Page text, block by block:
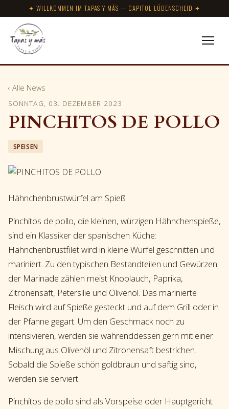
✦ WILLKOMMEN IM TAPAS Y MÁS — CAPITOL LÜDENSCHEID ✦
‹ Alle News
SONNTAG, 03. DEZEMBER 2023
PINCHITOS DE POLLO
SPEISEN
Hähnchenbrustwürfel am Spieß
Pinchitos de pollo, die kleinen, würzigen Hähnchenspieße,
sind ein Klassiker der spanischen Küche:
Hähnchenbrustfilet wird in kleine Würfel geschnitten und
mariniert. Zu den typischen Bestandteilen und Gewürzen
der Marinade zählen meist Knoblauch, Paprika,
Zitronensaft, Petersilie und Olivenöl. Das marinierte
Fleisch wird auf Spieße gesteckt und auf dem Grill oder in
der Pfanne gegart. Um den Geschmack noch zu
intensivieren, werden sie währenddessen gern mit einer
Mischung aus Olivenöl und Zitronensaft bestrichen.
Sobald die Spieße schön goldbraun und saftig sind,
werden sie serviert.
Pinchitos de pollo sind als Vorspeise oder Hauptgericht